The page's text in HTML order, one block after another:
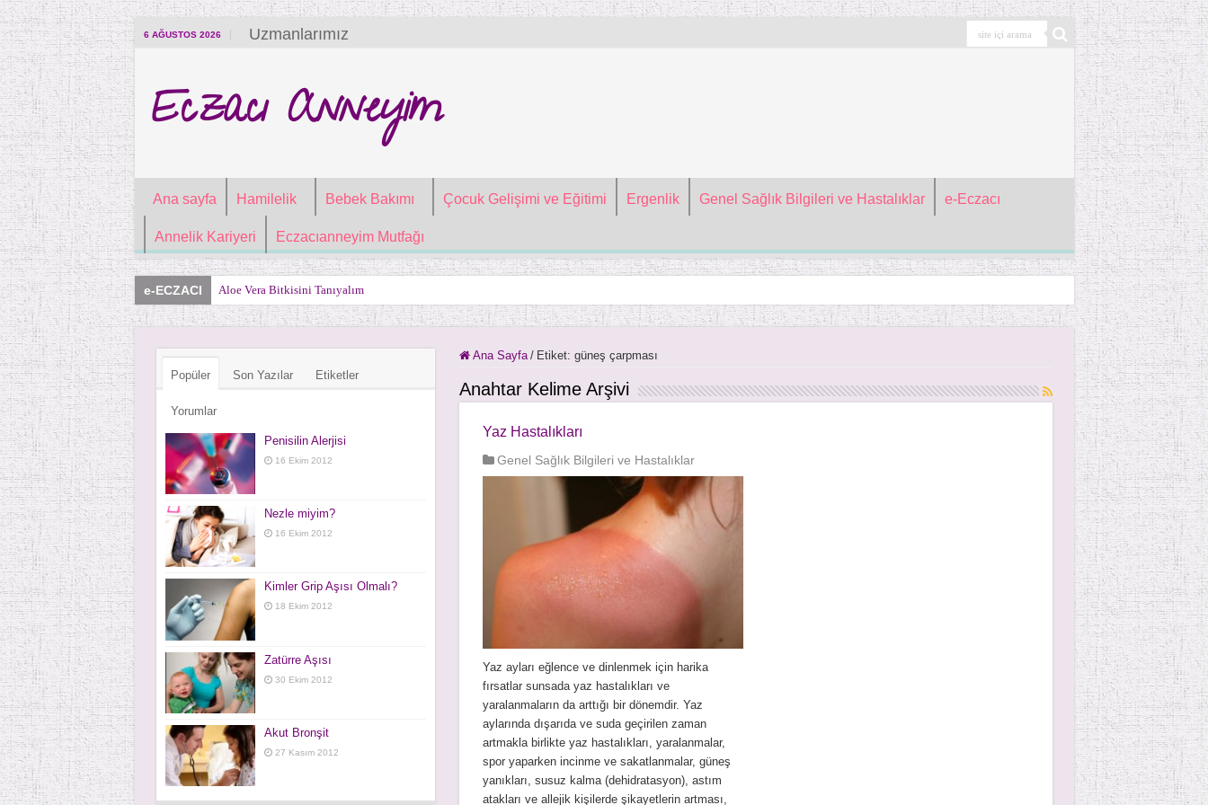
6 AĞUSTOS 2026 Uzmanlarımız
Eczacı Anneyim
Ana sayfa Hamilelik Bebek Bakımı Çocuk Gelişimi ve Eğitimi Ergenlik Genel Sağlık Bilgileri ve Hastalıklar e-Eczacı
Annelik Kariyeri Eczacıanneyim Mutfağı
e-ECZACI Aloe Vera Bitkisini Tanıyalım
Ana Sayfa / Etiket: güneş çarpması
Anahtar Kelime Arşivi
Yaz Hastalıkları
Genel Sağlık Bilgileri ve Hastalıklar
Yaz ayları eğlence ve dinlenmek için harika
fırsatlar sunsada yaz hastalıkları ve
yaralanmaların da arttığı bir dönemdir. Yaz
aylarında dışarıda ve suda geçirilen zaman
artmakla birlikte yaz hastalıkları, yaralanmalar,
spor yaparken incinme ve sakatlanmalar, güneş
yanıkları, susuz kalma (dehidratasyon), astım
atakları ve allejik kişilerde şikayetlerin artması,
Popüler Son Yazılar Etiketler
Yorumlar
Penisilin Alerjisi
16 Ekim 2012
Nezle miyim?
16 Ekim 2012
Kimler Grip Aşısı Olmalı?
18 Ekim 2012
Zatürre Aşısı
30 Ekim 2012
Akut Bronşit
27 Kasım 2012